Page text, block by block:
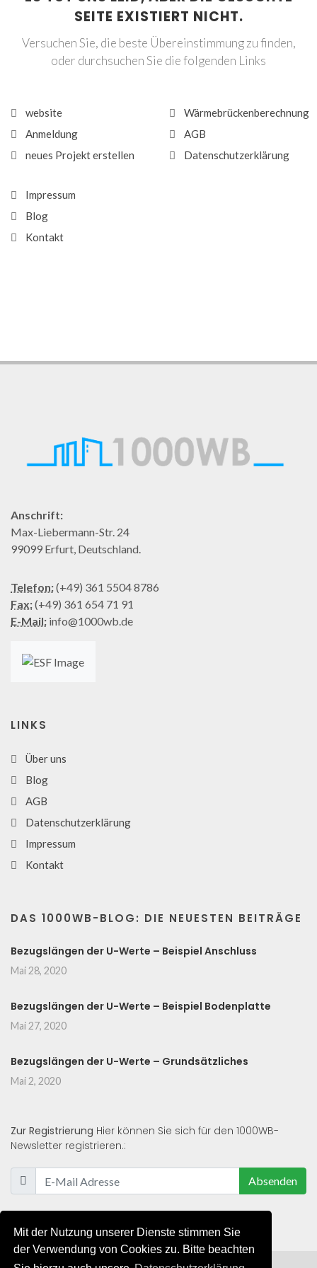
Mit der Nutzung unserer Dienste stimmen Sie
der Verwendung von Cookies zu. Bitte beachten
SEITE EXISTIERT NICHT.
Versuchen Sie, die beste Übereinstimmung zu finden,
oder durchsuchen Sie die folgenden Links
website
Anmeldung
neues Projekt erstellen
Wärmebrückenberechnung
AGB
Datenschutzerklärung
Impressum
Blog
Kontakt
Anschrift:
Max-Liebermann-Str. 24
99099 Erfurt, Deutschland.
Telefon:(+49) 361 5504 8786
Fax:(+49) 361 654 71 91
E-Mail: info@1000wb.de
LINKS
Über uns
Blog
AGB
Datenschutzerklärung
Impressum
Kontakt
DAS 1000WB-BLOG: DIE NEUESTEN BEITRÄGE
Bezugslängen der U-Werte – Beispiel Anschluss
Mai 28, 2020
Bezugslängen der U-Werte – Beispiel Bodenplatte
Mai 27, 2020
Bezugslängen der U-Werte – Grundsätzliches
Mai 2, 2020
Zur Registrierung Hier können Sie sich für den 1000WB-
Newsletter registrieren.:
Absenden